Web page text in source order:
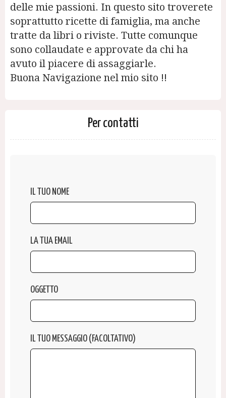
delle mie passioni. In questo sito troverete
soprattutto ricette di famiglia, ma anche
tratte da libri o riviste. Tutte comunque
sono collaudate e approvate da chi ha
avuto il piacere di assaggiarle.
Buona Navigazione nel mio sito !!
Per contatti
IL TUO NOME
LA TUA EMAIL
OGGETTO
IL TUO MESSAGGIO (FACOLTATIVO)